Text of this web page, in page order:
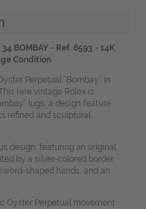
34 BOMBAY - Ref. 6593 - 14K
Condition
Perpetual “Bombay” in
rare vintage Rolex is
lugs, a design feature
refined and sculptural
design, featuring an original
by a silver-colored border,
shaped hands, and an
Oyster Perpetual movement